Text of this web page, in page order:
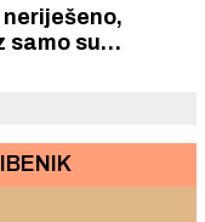
neriješeno,
samo su